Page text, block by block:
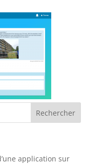
application sur